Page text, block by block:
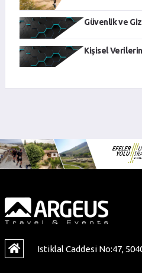
Güvenlik ve
Kişisel
Istiklal Caddesi No:47,